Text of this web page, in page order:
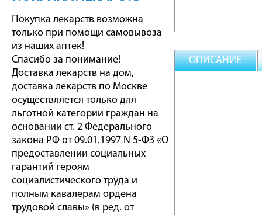
Покупка лекарств возможна
только при помощи самовывоза
из наших аптек!
Спасибо за понимание!
Доставка лекарств на дом,
доставка лекарств по Москве
осуществляется только для
льготной категории граждан на
основании ст. 2 Федерального
закона РФ от 09.01.1997 N 5-ФЗ «О
предоставлении социальных
гарантий героям
социалистического труда и
полным кавалерам ордена
трудовой славы» (в ред. от
ОПИСАНИЕ